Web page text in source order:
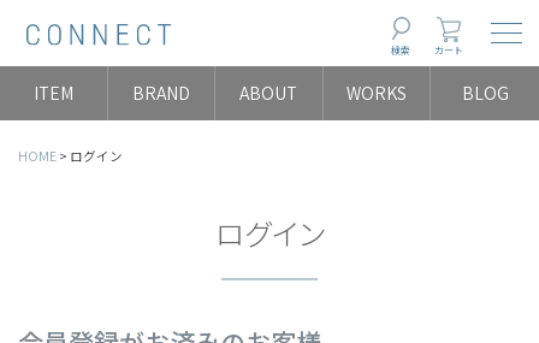
検索 カート
ITEM BRAND ABOUT WORKS BLOG
HOME ログイン
ログイン